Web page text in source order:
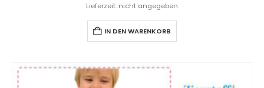
Lieferzeit: nicht angegeben
IN DEN WARENKORB